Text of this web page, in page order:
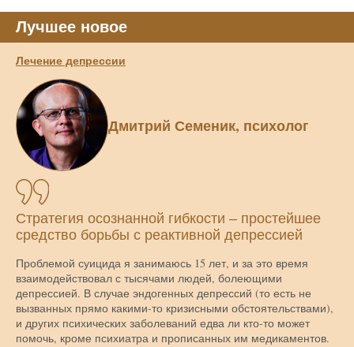
Лучшее новое
Лечение депрессии
Дмитрий Семеник, психолог
Стратегия осознанной гибкости – простейшее
средство борьбы с реактивной депрессией
Проблемой суицида я занимаюсь 15 лет, и за это время
взаимодействовал с тысячами людей, болеющими
депрессией. В случае эндогенных депрессий (то есть не
вызванных прямо какими-то кризисными обстоятельствами),
и других психических заболеваний едва ли кто-то может
помочь, кроме психиатра и прописанных им медикаментов.